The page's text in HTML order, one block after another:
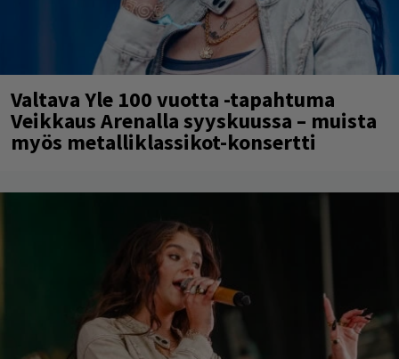
Valtava Yle 100 vuotta -tapahtuma
Veikkaus Arenalla syyskuussa – muista
myös metalliklassikot-konsertti